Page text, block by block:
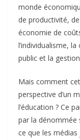
monde
de productivité,
économie de
l’individualisme,
public et la
Mais comment
perspective d’un
l’éducation ? Ce
par la dénommée
ce que les